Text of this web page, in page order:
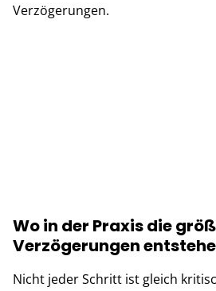
Verzögerungen.
Wo in der Praxis die
Verzögerungen
Nicht jeder Schritt ist gleich